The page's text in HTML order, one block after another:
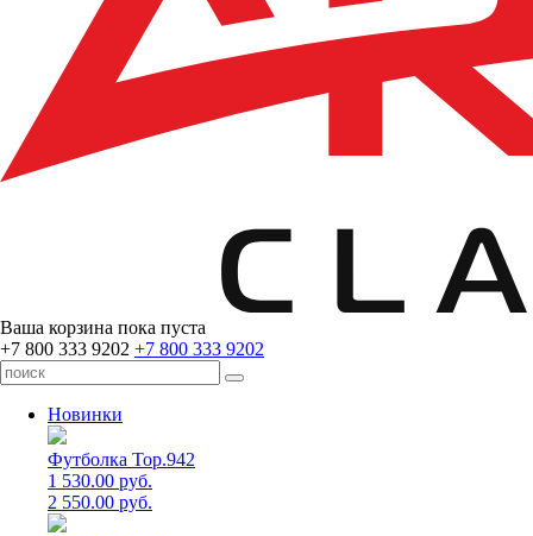
Ваша корзина пока пуста
+7 800 333 9202 +7 800 333 9202
Новинки
Футболка Top.942
1 530.00 руб.
2 550.00 руб.